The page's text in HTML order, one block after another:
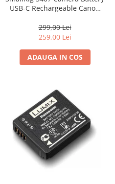
Vizor
Accesorii diverse
USB-C Rechargeable Canon
299,00 Lei
259,00 Lei
ADAUGA IN COS